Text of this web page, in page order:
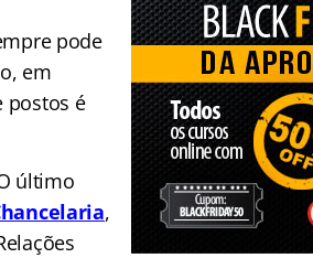
pode
em
postos é
último
,